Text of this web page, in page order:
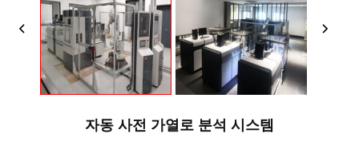
자동 사전 가열로 분석 시스템